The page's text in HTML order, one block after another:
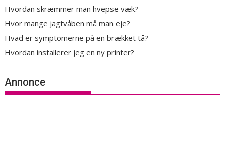
Hvordan skræmmer man hvepse væk?
Hvor mange jagtvåben må man eje?
Hvad er symptomerne på en brækket tå?
Hvordan installerer jeg en ny printer?
Annonce